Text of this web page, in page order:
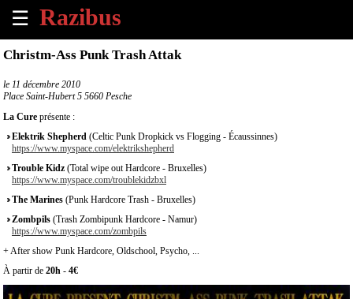
☰
×
Tous
évènements
à
venir
un
évènement
Contact
Christm-Ass Punk Trash Attak
le 11 décembre 2010
Place Saint-Hubert 5 5660 Pesche
La Cure présente :
Elektrik Shepherd (Celtic Punk Dropkick vs Flogging - Écaussinnes)
https://www.myspace.com/elektrikshepherd
Trouble Kidz (Total wipe out Hardcore - Bruxelles)
https://www.myspace.com/troublekidzbxl
The Marines (Punk Hardcore Trash - Bruxelles)
Zombpils (Trash Zombipunk Hardcore - Namur)
https://www.myspace.com/zombpils
+ After show Punk Hardcore, Oldschool, Psycho, ...
À partir de 20h - 4€